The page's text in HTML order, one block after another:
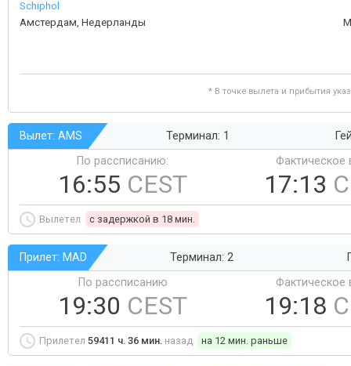
Schiphol
Амстердам, Недерланды
* В точке вылета и прибытия
Вылет: AMS Терминал: 1
По рассписанию:
16:55 CEST
Фактическое
17:13
Вылетел c задержкой в 18 мин.
Прилет: MAD Терминал: 2
По рассписанию
19:30 CEST
Фактическое
19:18
Прилетел 59411 ч. 36 мин. назад на 12 мин. раньше